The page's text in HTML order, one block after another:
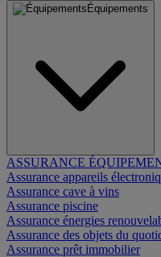
Équipements
ASSURANCE
Assurance appareils
Assurance cave à vins
Assurance piscine
Assurance énergies
Assurance des objets du
Assurance prêt immobilier